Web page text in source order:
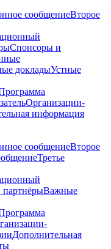
сообщениеВторое
Спонсоры и
докладыУстные
Организации-
информация
сообщениеВторое
Третье
Важные
Дополнительная